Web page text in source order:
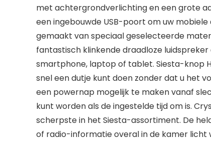
met achtergrondverlichting en een grote
een ingebouwde USB-poort om uw
gemaakt van speciaal geselecteerde
fantastisch klinkende draadloze
smartphone, laptop of tablet. Siesta-knop
snel een dutje kunt doen zonder dat u het
een ​​powernap mogelijk te maken vanaf
kunt worden als de ingestelde tijd om is.
scherpste in het Siesta-assortiment. De
of radio-informatie overal in de kamer licht